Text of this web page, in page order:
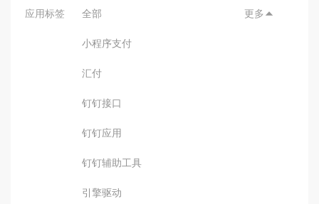
应用标签 全部
小程序支付
汇付
钉钉接口
钉钉应用
钉钉辅助工具
引擎驱动
更多 